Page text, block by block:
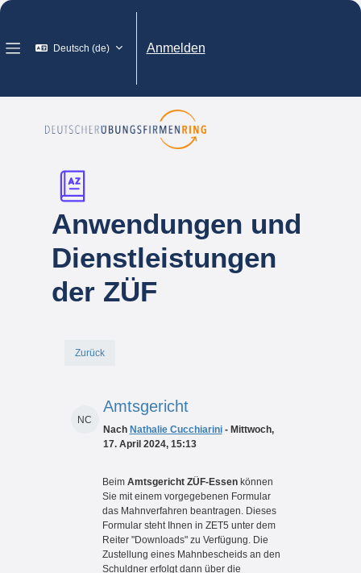
Zum Hauptinhalt
Deutsch ‎(de)‎ Anmelden
Anwendungen und
Dienstleistungen
der ZÜF
Zurück
NC
Amtsgericht
Nach Nathalie Cucchiarini- Mittwoch,
17. April 2024, 15:13
Beim Amtsgericht ZÜF-Essen können
Sie mit einem vorgegebenen Formular
das Mahnverfahren beantragen. Dieses
Formular steht Ihnen in ZET5 unter dem
Reiter "Downloads" zu Verfügung. Die
Zustellung eines Mahnbescheids an den
Schuldner erfolgt dann über die